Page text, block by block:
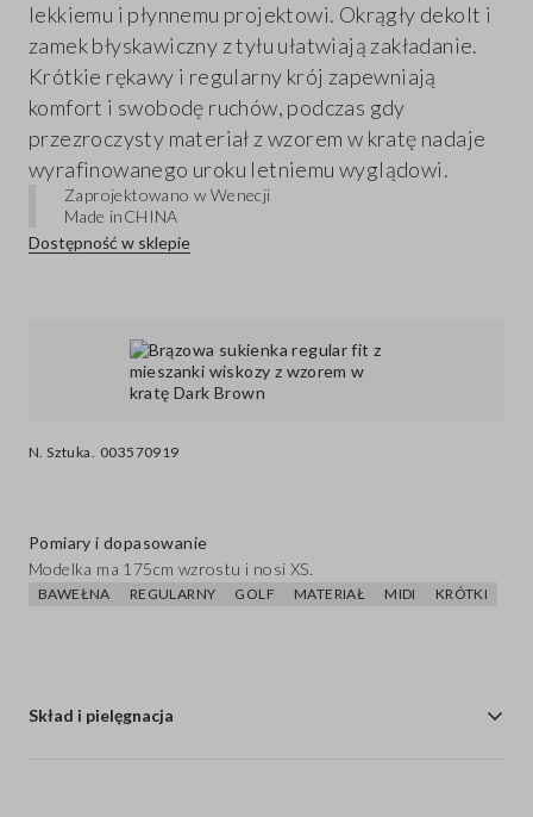
N. Sztuka. 003570919
lekkiemu i płynnemu projektowi. Okrągły dekolt i
zamek błyskawiczny z tyłu ułatwiają zakładanie.
Krótkie rękawy i regularny krój zapewniają
komfort i swobodę ruchów, podczas gdy
przezroczysty materiał z wzorem w kratę nadaje
wyrafinowanego uroku letniemu wyglądowi.
Zaprojektowano w Wenecji
Made inCHINA
Dostępność w sklepie
Pomiary i dopasowanie
Modelka ma 175cm wzrostu i nosi XS.
BAWEŁNA REGULARNY GOLF MATERIAŁ MIDI KRÓTKI
Skład i pielęgnacja